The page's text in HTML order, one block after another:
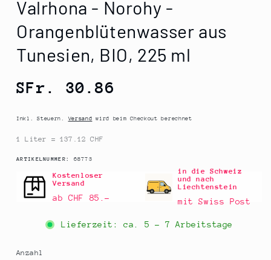
Valrhona - Norohy -
Orangenblütenwasser aus
Tunesien, BIO, 225 ml
Normaler
SFr. 30.86
Inkl. Steuern.Versand wird beim Checkout berechnet
1 Liter = 137.12 CHF
ARTIKELNUMMER: SKU:
68773
Kostenloser
Versand
ab CHF 85.–
in die Schweiz
und nach
Liechtenstein
mit Swiss Post
Lieferzeit: ca. 5 - 7 Arbeitstage
Anzahl
Anzahl